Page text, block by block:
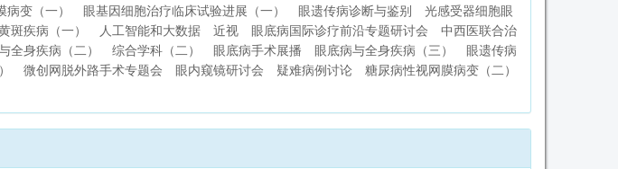
变（一） 眼基因细胞治疗临床试验进展（一） 眼遗传病诊断与鉴别
光感受器细胞眼
疾病（一） 人工智能和大数据 近视 眼底病国际诊疗前沿专题研讨会
中西医联合治
全身疾病（二） 综合学科（二） 眼底病手术展播 眼底病与全身疾病（三）
眼遗传病
微创网脱外路手术专题会 眼内窥镜研讨会 疑难病例讨论
糖尿病性视网膜病变（二）